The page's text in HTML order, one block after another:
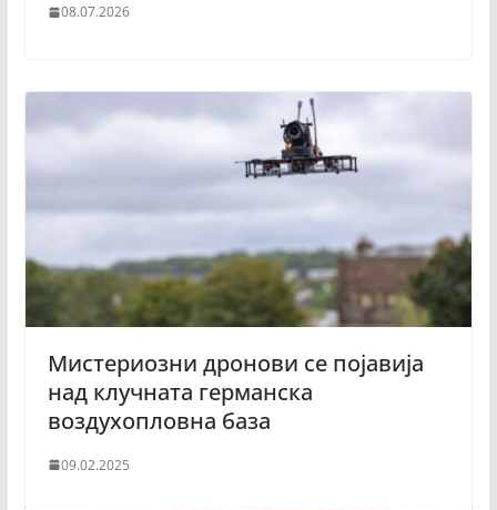
08.07.2026
Мистериозни дронови се појавија
над клучната германска
воздухопловна база
09.02.2025